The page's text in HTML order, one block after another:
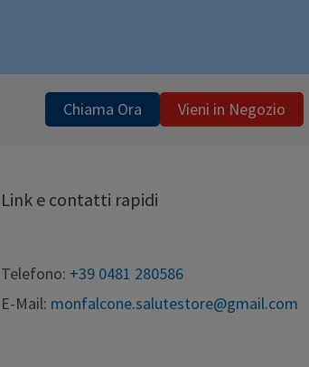
Chiama Ora Vieni in Negozio
Link e contatti rapidi
Telefono: +39 0481 280586
E-Mail: monfalcone.salutestore@gmail.com